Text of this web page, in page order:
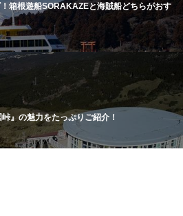
箱根遊船SORAKAZEと海賊船どちらがおす
』の魅力をたっぷりご紹介！